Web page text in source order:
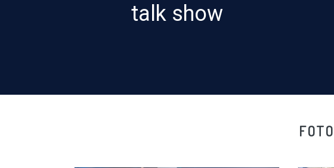
talk show